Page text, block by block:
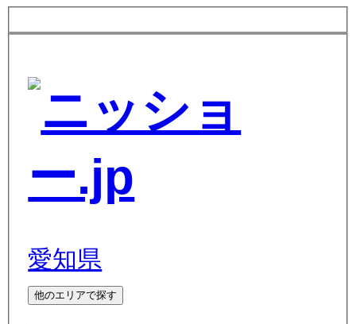
愛知県
他のエリアで探す